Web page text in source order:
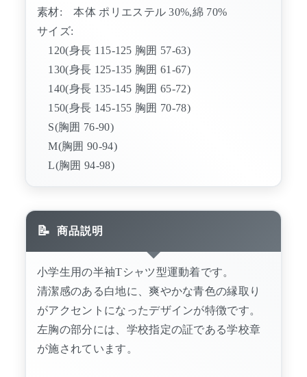
素材: 本体 ポリエステル 30%,綿 70%
サイズ:
120(身長 115-125 胸囲 57-63)
130(身長 125-135 胸囲 61-67)
140(身長 135-145 胸囲 65-72)
150(身長 145-155 胸囲 70-78)
S(胸囲 76-90)
M(胸囲 90-94)
L(胸囲 94-98)
商品説明
小学生用の半袖Tシャツ型運動着です。
清潔感のある白地に、爽やかな青色の縁取り
がアクセントになったデザインが特徴です。
左胸の部分には、学校指定の証である学校章
が施されています。